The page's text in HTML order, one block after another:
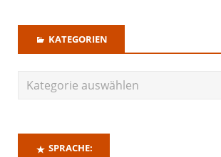
KATEGORIEN
SPRACHE: